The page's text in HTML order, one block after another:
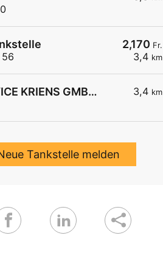
2,170 Fr.
3,4 km
3,4 km
MIGROL SERVICE KRIENS GMBH.
Tankstelle melden